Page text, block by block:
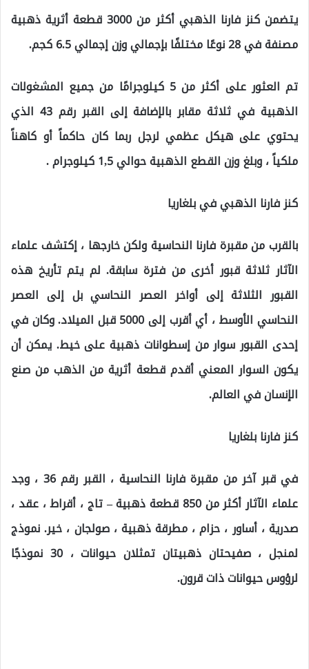
يتضمن كنز فارنا الذهبي أكثر من 3000 قطعة أثرية ذهبية
مصنفة في 28 نوعًا مختلفًا بإجمالي وزن إجمالي 6.5 كجم.
تم العثور على أكثر من 5 كيلوجرامًا من جميع المشغولات
الذهبية في ثلاثة مقابر بالإضافة إلى القبر رقم 43 الذي
يحتوي على هيكل عظمي لرجل ربما كان حاكماً أو كاهناً
ملكياً ، وبلغ وزن القطع الذهبية حوالي 1,5 كيلوجرام .
كنز فارنا الذهبي في بلغاريا
بالقرب من مقبرة فارنا النحاسية ولكن خارجها ، إكتشف علماء
الآثار ثلاثة قبور أخرى من فترة سابقة. لم يتم تأريخ هذه
القبور الثلاثة إلى أواخر العصر النحاسي بل إلى العصر
النحاسي الأوسط ، أي أقرب إلى 5000 قبل الميلاد. وكان في
إحدى القبور سوار من إسطوانات ذهبية على خيط. يمكن أن
يكون السوار المعني أقدم قطعة أثرية من الذهب من صنع
الإنسان في العالم.
كنز فارنا بلغاريا
في قبر آخر من مقبرة فارنا النحاسية ، القبر رقم 36 ، وجد
علماء الآثار أكثر من 850 قطعة ذهبية – تاج ، أقراط ، عقد ،
صدرية ، أساور ، حزام ، مطرقة ذهبية ، صولجان ، خير. نموذج
لمنجل ، صفيحتان ذهبيتان تمثلان حيوانات ، 30 نموذجًا
لرؤوس حيوانات ذات قرون.